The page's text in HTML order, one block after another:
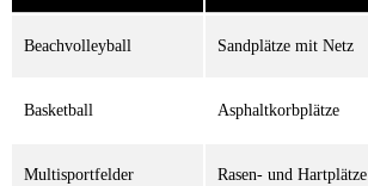
Beachvolleyball Sandplätze mit Netz
Basketball Asphaltkorbplätze
Multisportfelder Rasen- und Hartplätze